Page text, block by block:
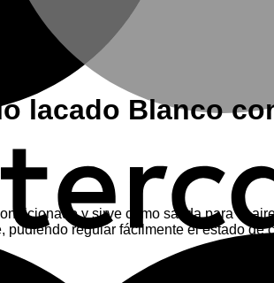
lacado Blanco
y sirve como salida para el
regular fácilmente el estado